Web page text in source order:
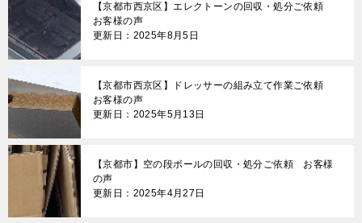
【京都市西京区】エレクトーンの回収・処分ご依頼
お客様の声
更新日：2025年8月5日
【京都市西京区】ドレッサーの組み立て作業ご依頼
お客様の声
更新日：2025年5月13日
【京都市】空の段ボールの回収・処分ご依頼 お客様
の声
更新日：2025年4月27日